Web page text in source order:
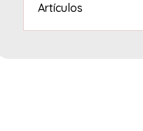
Artículos